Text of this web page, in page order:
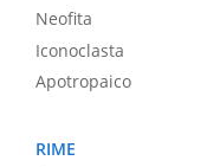
Neofita
Iconoclasta
Apotropaico
RIME